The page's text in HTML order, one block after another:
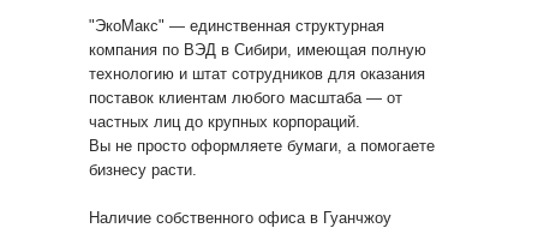
"ЭкоМакс" — единственная структурная
компания по ВЭД в Сибири, имеющая полную
технологию и штат сотрудников для оказания
поставок клиентам любого масштаба — от
частных лиц до крупных корпораций.
Вы не просто оформляете бумаги, а помогаете
бизнесу расти.
Наличие собственного офиса в Гуанчжоу